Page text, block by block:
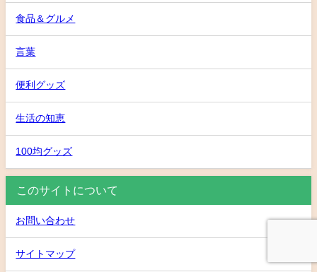
食品＆グルメ
言葉
便利グッズ
生活の知恵
100均グッズ
このサイトについて
お問い合わせ
サイトマップ